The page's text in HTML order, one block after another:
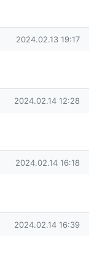
작성일
2024.02.13 19:17
작성일
2024.02.14 12:28
작성일
2024.02.14 16:18
작성일
2024.02.14 16:39